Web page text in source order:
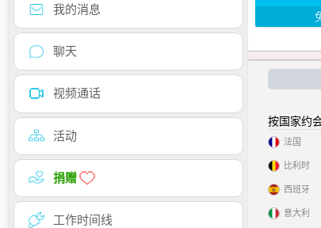
我的消息
聊天
视频通话
活动
捐赠
工作时间线
按国家约
法国
比利时
西班牙
意大利